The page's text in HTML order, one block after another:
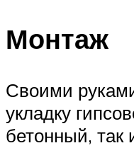
Монтаж
Своими
укладку
бетонный, так